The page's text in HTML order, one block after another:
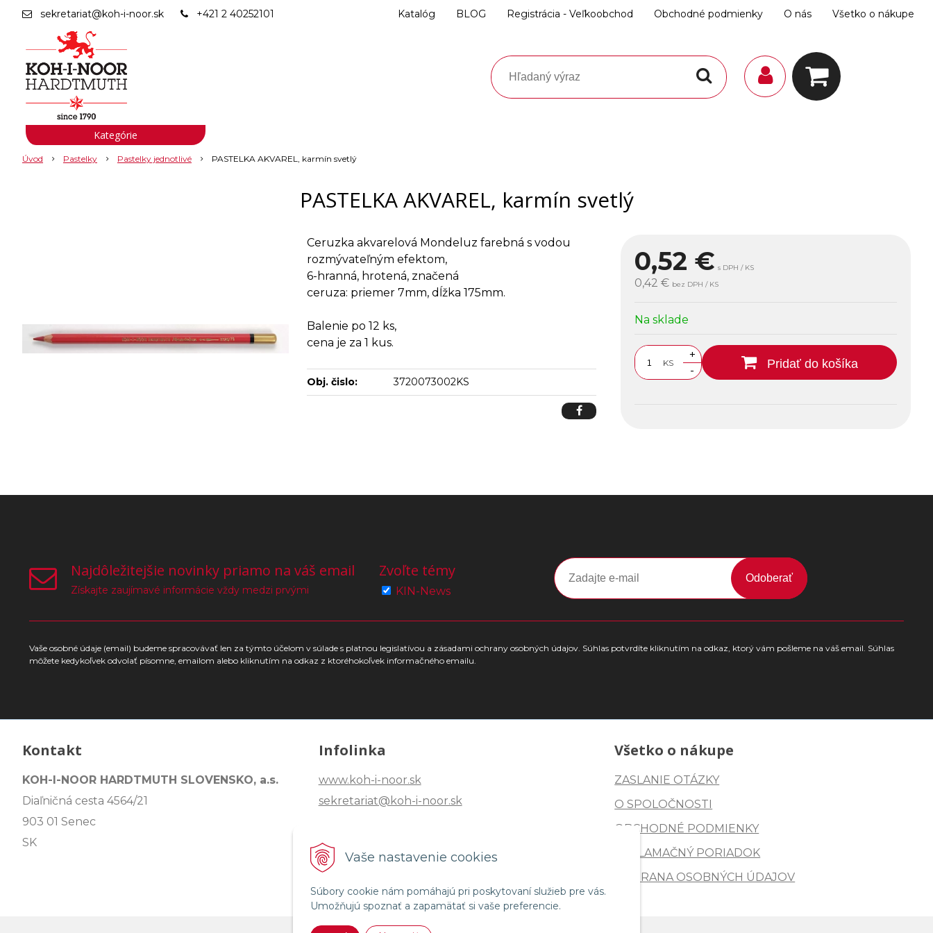
Vaše nastavenie cookies
Súbory cookie nám pomáhajú pri poskytovaní služieb pre vás.
Umožňujú spoznať a zapamätať si vaše preferencie.
sekretariat@koh-i-noor.sk +421 2 40252101 Katalóg BLOG Registrácia - Veľkoobchod Obchodné podmienky O nás Všetko o nákupe
Úvod Pastelky Pastelky jednotlivé PASTELKA AKVAREL, karmín svetlý
PASTELKA AKVAREL, karmín svetlý
0,52 € s DPH / KS
0,42 € bez DPH / KS
Na sklade
KS
+
-
Pridať do košíka
Ceruzka akvarelová Mondeluz farebná s vodou
rozmývateľným efektom,
6-hranná, hrotená, značená
ceruza: priemer 7mm, dĺžka 175mm.
Balenie po 12 ks,
cena je za 1 kus.
Obj. čislo: 3720073002KS
Kategórie
Najdôležitejšie novinky priamo na váš email
Získajte zaujímavé informácie vždy medzi prvými
Zvoľte témy
KIN-News
Odoberať
Vaše osobné údaje (email) budeme spracovávať len za týmto účelom v súlade s platnou legislatívou a zásadami ochrany osobných údajov. Súhlas potvrdíte kliknutím na odkaz, ktorý vám pošleme na váš email. Súhlas
môžete kedykoľvek odvolať písomne, emailom alebo kliknutím na odkaz z ktoréhokoľvek informačného emailu.
Kontakt
KOH-I-NOOR HARDTMUTH SLOVENSKO, a.s.
Diaľničná cesta 4564/21
903 01 Senec
SK
Infolinka
www.koh-i-noor.sk
sekretariat@koh-i-noor.sk
Tel: +421 2 40252101
Fax: +421 2 44872870
Všetko o nákupe
ZASLANIE OTÁZKY
O SPOLOČNOSTI
OBCHODNÉ PODMIENKY
REKLAMAČNÝ PORIADOK
OCHRANA OSOBNÝCH ÚDAJOV